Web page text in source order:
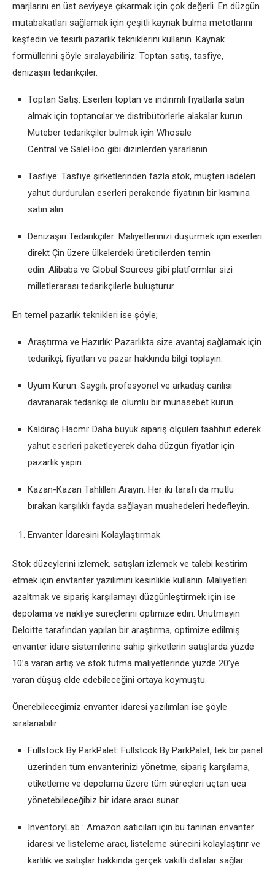
marjlarını en üst seviyeye çıkarmak için çok değerli. En düzgün
mutabakatları sağlamak için çeşitli kaynak bulma metotlarını
keşfedin ve tesirli pazarlık tekniklerini kullanın. Kaynak
formüllerini şöyle sıralayabiliriz: Toptan satış, tasfiye,
denizaşırı tedarikçiler.
Toptan Satış: Eserleri toptan ve indirimli fiyatlarla satın
almak için toptancılar ve distribütörlerle alakalar kurun.
Muteber tedarikçiler bulmak için Whosale
Central ve SaleHoo gibi dizinlerden yararlanın.
Tasfiye: Tasfiye şirketlerinden fazla stok, müşteri iadeleri
yahut durdurulan eserleri perakende fiyatının bir kısmına
satın alın.
Denizaşırı Tedarikçiler: Maliyetlerinizi düşürmek için eserleri
direkt Çin üzere ülkelerdeki üreticilerden temin
edin. Alibaba ve Global Sources gibi platformlar sizi
milletlerarası tedarikçilerle buluşturur.
En temel pazarlık teknikleri ise şöyle;
Araştırma ve Hazırlık: Pazarlıkta size avantaj sağlamak için
tedarikçi, fiyatları ve pazar hakkında bilgi toplayın.
Uyum Kurun: Saygılı, profesyonel ve arkadaş canlısı
davranarak tedarikçi ile olumlu bir münasebet kurun.
Kaldıraç Hacmi: Daha büyük sipariş ölçüleri taahhüt ederek
yahut eserleri paketleyerek daha düzgün fiyatlar için
pazarlık yapın.
Kazan-Kazan Tahlilleri Arayın: Her iki tarafı da mutlu
bırakan karşılıklı fayda sağlayan muahedeleri hedefleyin.
Envanter İdaresini Kolaylaştırmak
Stok düzeylerini izlemek, satışları izlemek ve talebi kestirim
etmek için envtanter yazılımını kesinlikle kullanın. Maliyetleri
azaltmak ve sipariş karşılamayı düzgünleştirmek için ise
depolama ve nakliye süreçlerini optimize edin. Unutmayın
Deloitte tarafından yapılan bir araştırma, optimize edilmiş
envanter idare sistemlerine sahip şirketlerin satışlarda yüzde
10’a varan artış ve stok tutma maliyetlerinde yüzde 20’ye
varan düşüş elde edebileceğini ortaya koymuştu.
Önerebileceğimiz envanter idaresi yazılımları ise şöyle
sıralanabilir:
Fullstock By ParkPalet: Fullstcok By ParkPalet, tek bir panel
üzerinden tüm envanterinizi yönetme, sipariş karşılama,
etiketleme ve depolama üzere tüm süreçleri uçtan uca
yönetebileceğibiz bir idare aracı sunar.
InventoryLab : Amazon satıcıları için bu tanınan envanter
idaresi ve listeleme aracı, listeleme sürecini kolaylaştırır ve
karlılık ve satışlar hakkında gerçek vakitli datalar sağlar.